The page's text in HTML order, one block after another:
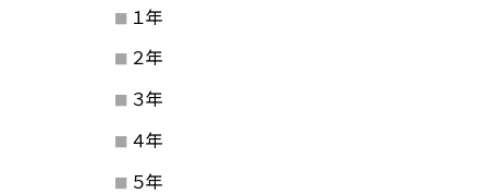
１年
２年
３年
４年
５年